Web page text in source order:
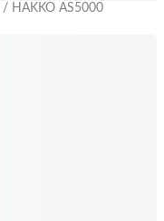
/ HAKKO AS5000